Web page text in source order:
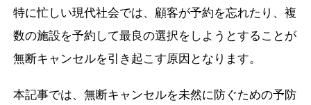
特に忙しい現代社会では、顧客が予約を忘れたり、複
数の施設を予約して最良の選択をしようとすることが
無断キャンセルを引き起こす原因となります。
本記事では、無断キャンセルを未然に防ぐための予防